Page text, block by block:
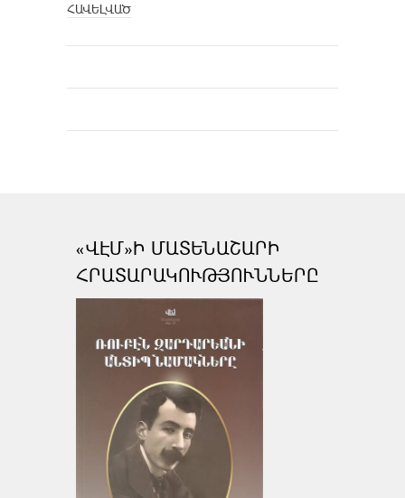
ՀԱՎԵԼՎԱԾ
«ՎԷՄ»Ի ՄԱՏԵՆԱՇԱՐԻ
ՀՐԱՏԱՐԱԿՈՒԹՅՈՒՆՆԵՐԸ